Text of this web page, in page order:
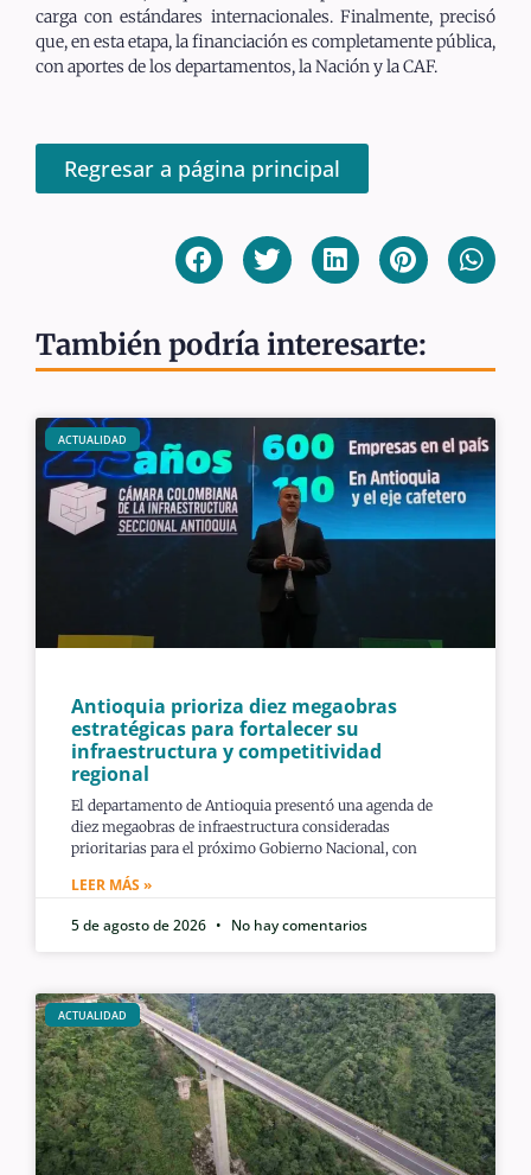
carga con estándares internacionales. Finalmente, precisó
que, en esta etapa, la financiación es completamente pública,
con aportes de los departamentos, la Nación y la CAF.
Regresar a página principal
También podría interesarte:
ACTUALIDAD
Antioquia prioriza diez megaobras
estratégicas para fortalecer su
infraestructura y competitividad
regional
El departamento de Antioquia presentó una agenda de
diez megaobras de infraestructura consideradas
prioritarias para el próximo Gobierno Nacional, con
LEER MÁS »
5 de agosto de 2026
No hay comentarios
ACTUALIDAD